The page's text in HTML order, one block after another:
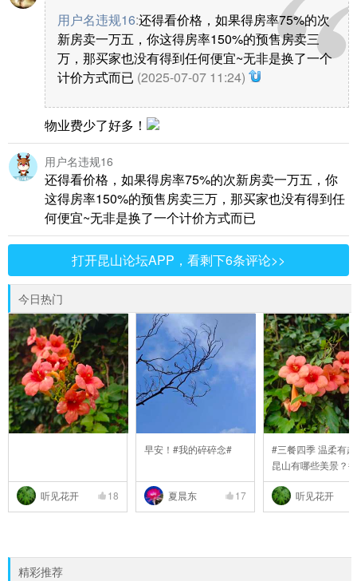
用户名违规16:还得看价格，如果得房率75%的次
新房卖一万五，你这得房率150%的预售房卖三
万，那买家也没有得到任何便宜~无非是换了一个
计价方式而已 (2025-07-07 11:24)
物业费少了好多！
用户名违规16
还得看价格，如果得房率75%的次新房卖一万五，你
这得房率150%的预售房卖三万，那买家也没有得到任
何便宜~无非是换了一个计价方式而已
打开昆山论坛APP，看剩下6条评论>>
今日热门
听见花开 18
早安！#我的碎碎念#
夏晨东 17
#三餐四季 温柔有
昆山有哪些美景？#
听见花开
精彩推荐